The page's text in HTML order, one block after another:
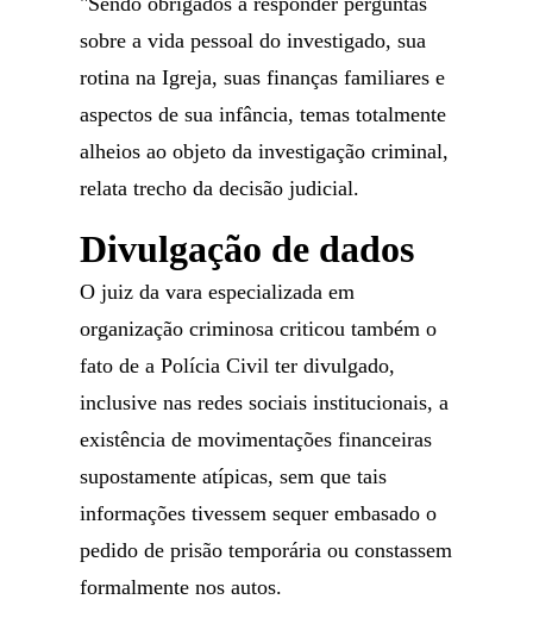
sobre a vida pessoal do investigado, sua
rotina na Igreja, suas finanças familiares e
aspectos de sua infância, temas totalmente
alheios ao objeto da investigação criminal,
relata trecho da decisão judicial.
Divulgação de dados
O juiz da vara especializada em
organização criminosa criticou também o
fato de a Polícia Civil ter divulgado,
inclusive nas redes sociais institucionais, a
existência de movimentações financeiras
supostamente atípicas, sem que tais
informações tivessem sequer embasado o
pedido de prisão temporária ou constassem
formalmente nos autos.